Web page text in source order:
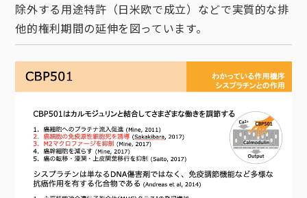
除外する用途特許（日米欧で成立）などで実質的な排
他的権利期間の延伸を図っています。